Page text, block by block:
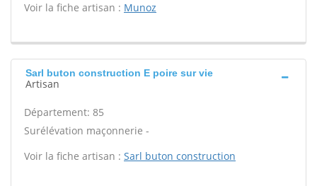
Voir la fiche artisan : Munoz
Sarl buton construction E poire sur vie
Artisan
Département: 85
Surélévation maçonnerie -
Voir la fiche artisan : Sarl buton construction